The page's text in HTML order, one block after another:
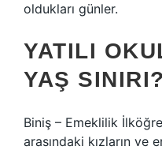
oldukları günler.
YATILI
YAŞ SINIRI?
Biniş – Emeklilik
arasındaki kızların ve